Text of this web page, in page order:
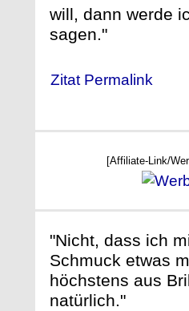
will, dann werde
sagen."
Zitat Permalink
[Affiliate-Link/
"Nicht, dass ich
Schmuck etwas
höchstens aus
natürlich."